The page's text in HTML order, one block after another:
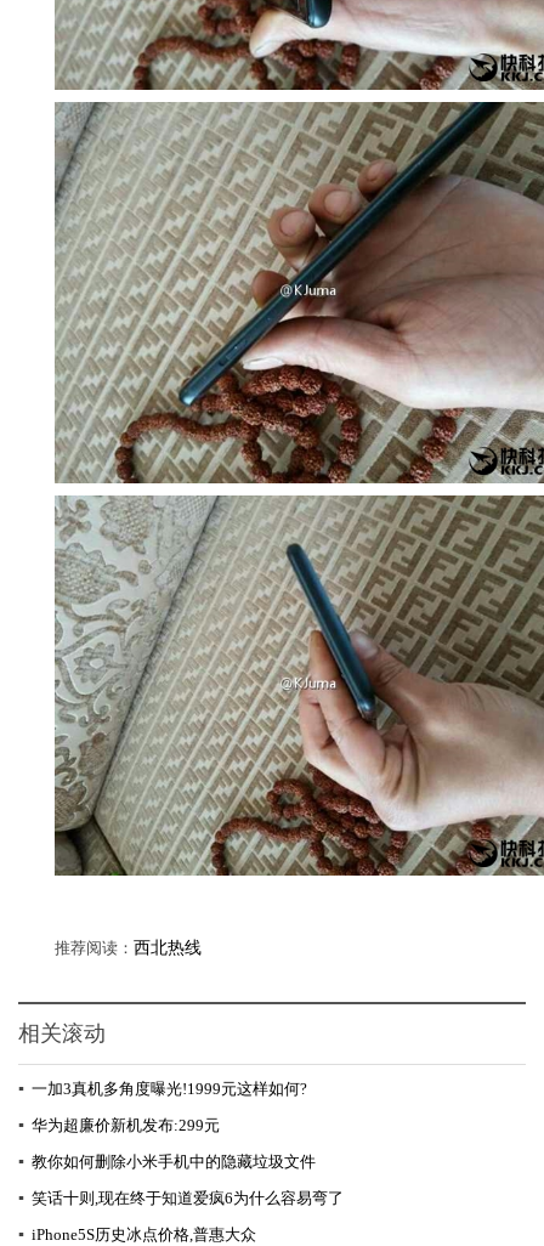
推荐阅读： 西北热线
相关滚动
▪ 一加3真机多角度曝光!1999元这样如何?
▪ 华为超廉价新机发布:299元
▪ 教你如何删除小米手机中的隐藏垃圾文件
▪ 笑话十则,现在终于知道爱疯6为什么容易弯了
▪ iPhone5S历史冰点价格,普惠大众